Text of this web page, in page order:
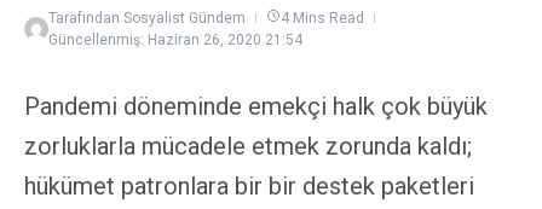
Tarafından Sosyalist Gündem
4 Mins Read
Güncellenmiş: Haziran 26, 2020 21:54
Pandemi döneminde emekçi halk çok büyük
zorluklarla mücadele etmek zorunda kaldı;
hükümet patronlara bir bir destek paketleri